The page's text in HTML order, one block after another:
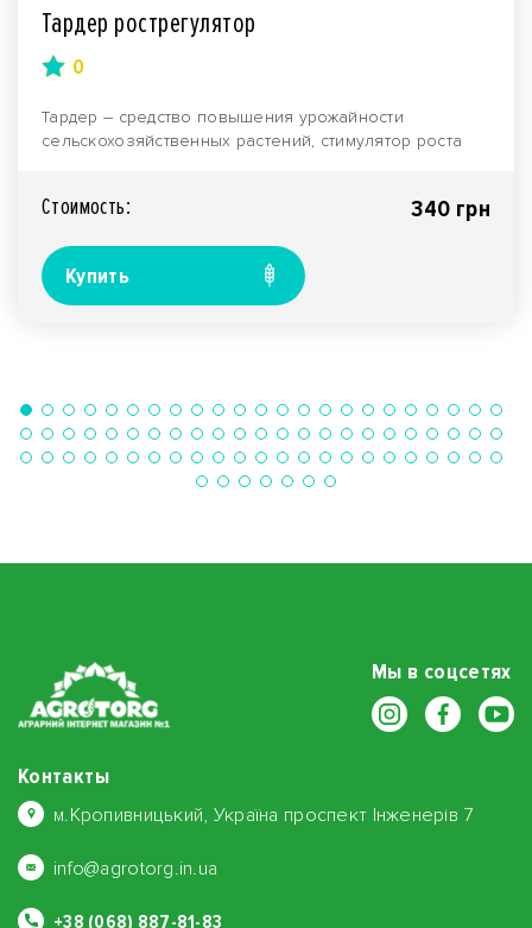
Тардер рострегулятор
0
Тардер – средство повышения урожайности
сельскохозяйственных растений, стимулятор роста
Стоимость: 340 грн
Купить
Мы в соцсетях
Контакты
м.Кропивницький, Україна проспект Інженерів 7
info@agrotorg.in.ua
+38 (068) 887-81-83